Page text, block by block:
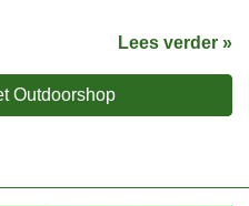
Lees verder »
Outdoorshop